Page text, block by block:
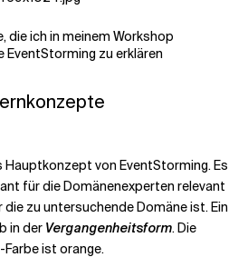
die ich in meinem Workshop
EventStorming zu erklären
Hauptkonzept von EventStorming. Es
für die Domänenexperten relevant
zu untersuchende Domäne ist. Ein
in der Vergangenheitsform. Die
ist orange.